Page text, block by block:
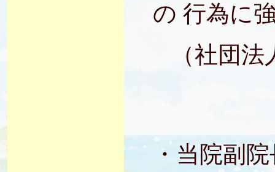
の 行為に
（社団
・当院副